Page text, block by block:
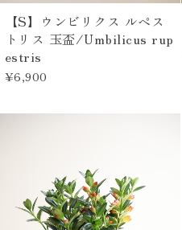
【S】ウンビリクス ルペス
トリス 玉盃/Umbilicus rup
estris
¥6,900